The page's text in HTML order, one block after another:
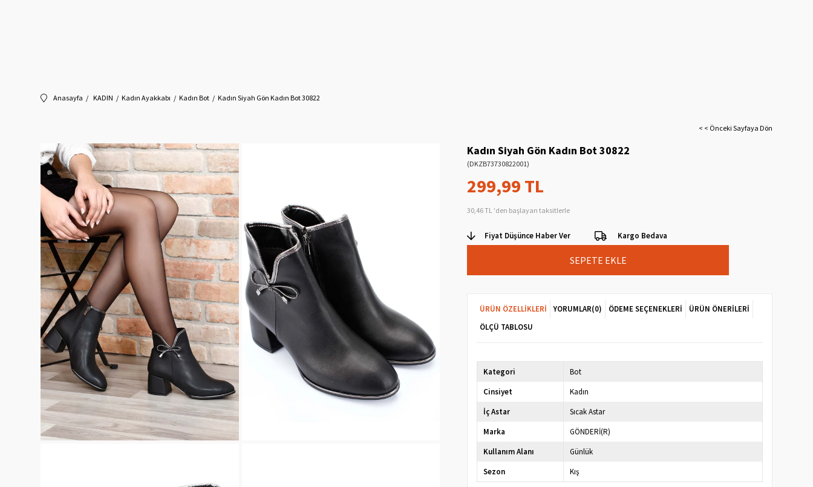
Anasayfa KADIN Kadın Ayakkabı Kadın Bot Kadın Siyah Gön Kadın Bot 30822
< < Önceki Sayfaya Dön
Kadın Siyah Gön Kadın Bot 30822
(DKZB73730822001)
299,99 TL
30,46 TL 'den başlayan taksitlerle
Fiyat Düşünce Haber Ver Kargo Bedava
ÜRÜN ÖZELLIKLERI YORUMLAR(0) ÖDEME SEÇENEKLERI
ÜRÜN ÖNERILERI
ÖLÇÜ TABLOSU
Kategori
Bot
Cinsiyet
Kadın
İç Astar
Sıcak Astar
Marka
GÖNDERİ(R)
Kullanım Alanı
Günlük
Sezon
Kış